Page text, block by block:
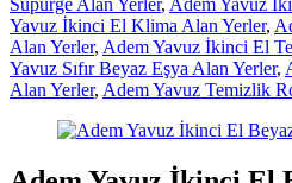
Yavuz İkinci El Klima Alan Yerler,
Alan Yerler, Adem Yavuz İkinci El
Yavuz Sıfır Beyaz Eşya Alan Yerler,
Alan Yerler, Adem Yavuz Temizlik